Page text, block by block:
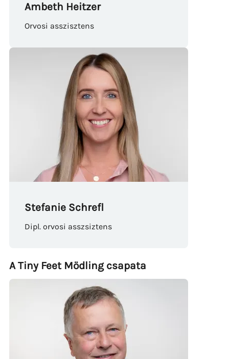
Ambeth Heitzer
Orvosi asszisztens
Stefanie Schrefl
Dipl. orvosi asszsiztens
A Tiny Feet Mödling csapata